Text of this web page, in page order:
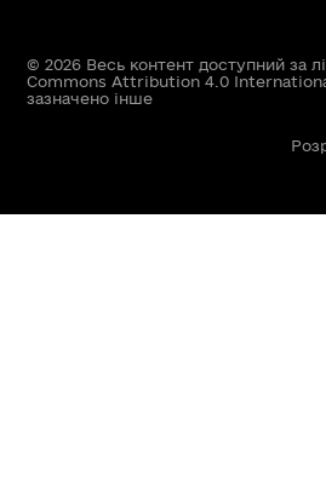
© 2026 Весь контент доступний за
Commons Attribution 4.0
зазначено інше